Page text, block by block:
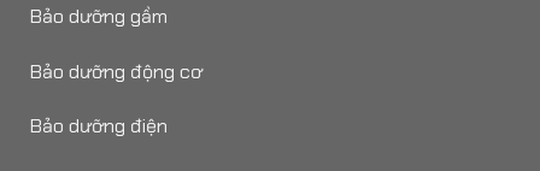
Bảo dưỡng gầm
Bảo dưỡng động cơ
Bảo dưỡng điện